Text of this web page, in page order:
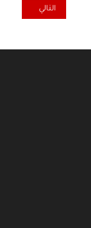
من التفسيرات الفنية
المقال التالي:
التالي